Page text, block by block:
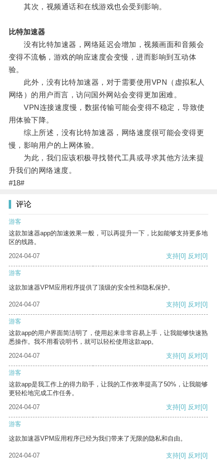
其次，视频通话和在线游戏也会受到影响。
比特加速器
没有比特加速器，网络延迟会增加，视频画面和音频会
变得不流畅，游戏的响应速度会变慢，进而影响到互动体
验。
此外，没有比特加速器，对于需要使用VPN（虚拟私人
网络）的用户而言，访问国外网站会变得更加困难。
VPN连接速度慢，数据传输可能会变得不稳定，导致使
用体验下降。
综上所述，没有比特加速器，网络速度很可能会变得更
慢，影响用户的上网体验。
为此，我们应该积极寻找替代工具或寻求其他方法来提
升我们的网络速度。
#18#
评论
游客
这款加速器app的加速效果一般，可以再提升一下，比如能够支持更多地
区的线路。
2024-04-07
支持[0] 反对[0]
游客
这款加速器VPM应用程序提供了顶级的安全性和隐私保护。
2024-04-07 支持[0] 反对[0]
游客
这款app的用户界面简洁明了，使用起来非常容易上手，让我能够快速熟
悉操作。我不用看说明书，就可以轻松使用这款app。
2024-04-07
支持[0] 反对[0]
游客
这款app是我工作上的得力助手，让我的工作效率提高了50%，让我能够
更轻松地完成工作任务。
2024-04-07
支持[0] 反对[0]
游客
这款加速器VPM应用程序已经为我们带来了无限的隐私和自由。
2024-04-07 支持[0] 反对[0]